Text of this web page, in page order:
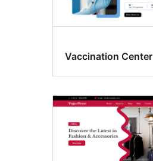
Vaccination Center